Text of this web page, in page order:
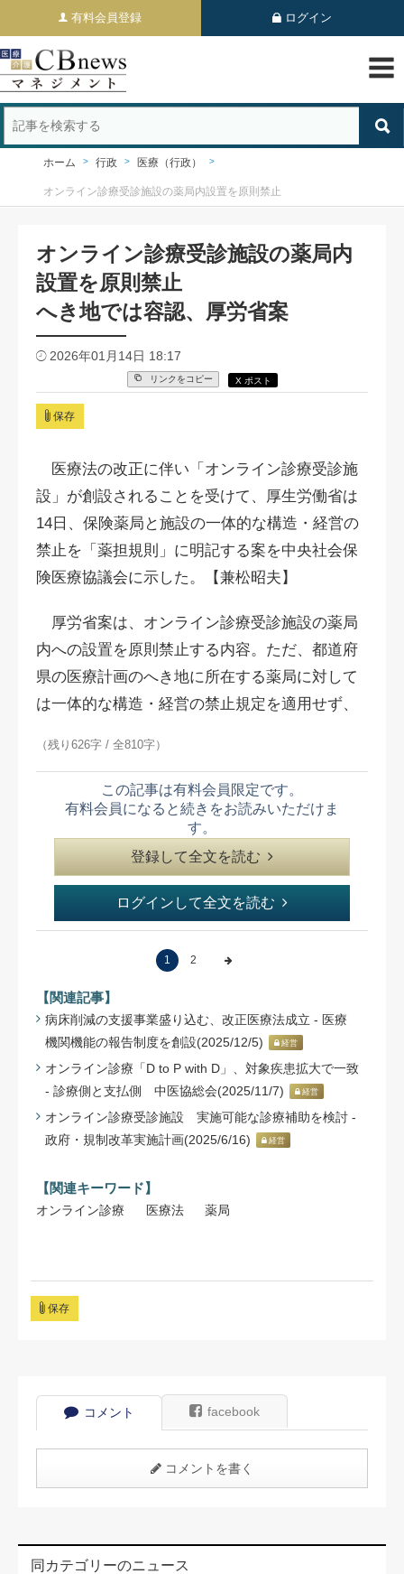
有料会員登録 ログイン
ホーム 行政 医療（行政）
オンライン診療受診施設の薬局内設置を原則禁止
オンライン診療受診施設の薬局内
設置を原則禁止
へき地では容認、厚労省案
2026年01月14日 18:17
リンクをコピー X ポスト
保存
医療法の改正に伴い「オンライン診療受診施
設」が創設されることを受けて、厚生労働省は
14日、保険薬局と施設の一体的な構造・経営の
禁止を「 薬担規則 」に明記する案を中央社会保
険医療協議会に示した。【兼松昭夫】
厚労省案は、オンライン診療受診施設の薬局
内への設置を原則禁止する内容。ただ、都道府
県の医療計画のへき地に所在する薬局に対して
は一体的な構造・経営の禁止規定を適用せず、
（残り626字 / 全810字）
この記事は有料会員限定です。
有料会員になると続きをお読みいただけま
す。
登録して全文を読む
ログインして全文を読む
1 2
【関連記事】
病床削減の支援事業盛り込む、改正医療法成立 - 医療
機関機能の報告制度を創設(2025/12/5)
経営
オンライン診療「D to P with D」、対象疾患拡大で一致
- 診療側と支払側 中医協総会(2025/11/7)
経営
オンライン診療受診施設 実施可能な診療補助を検討 -
政府・規制改革実施計画(2025/6/16)
経営
【関連キーワード】
オンライン診療 医療法 薬局
保存
コメント facebook
コメントを書く
同カテゴリーのニュース